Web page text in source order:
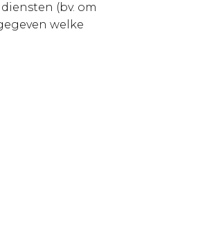
(bv. om
welke